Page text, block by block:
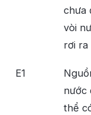
E1
chưa
vòi
rơi ra
nước
thể